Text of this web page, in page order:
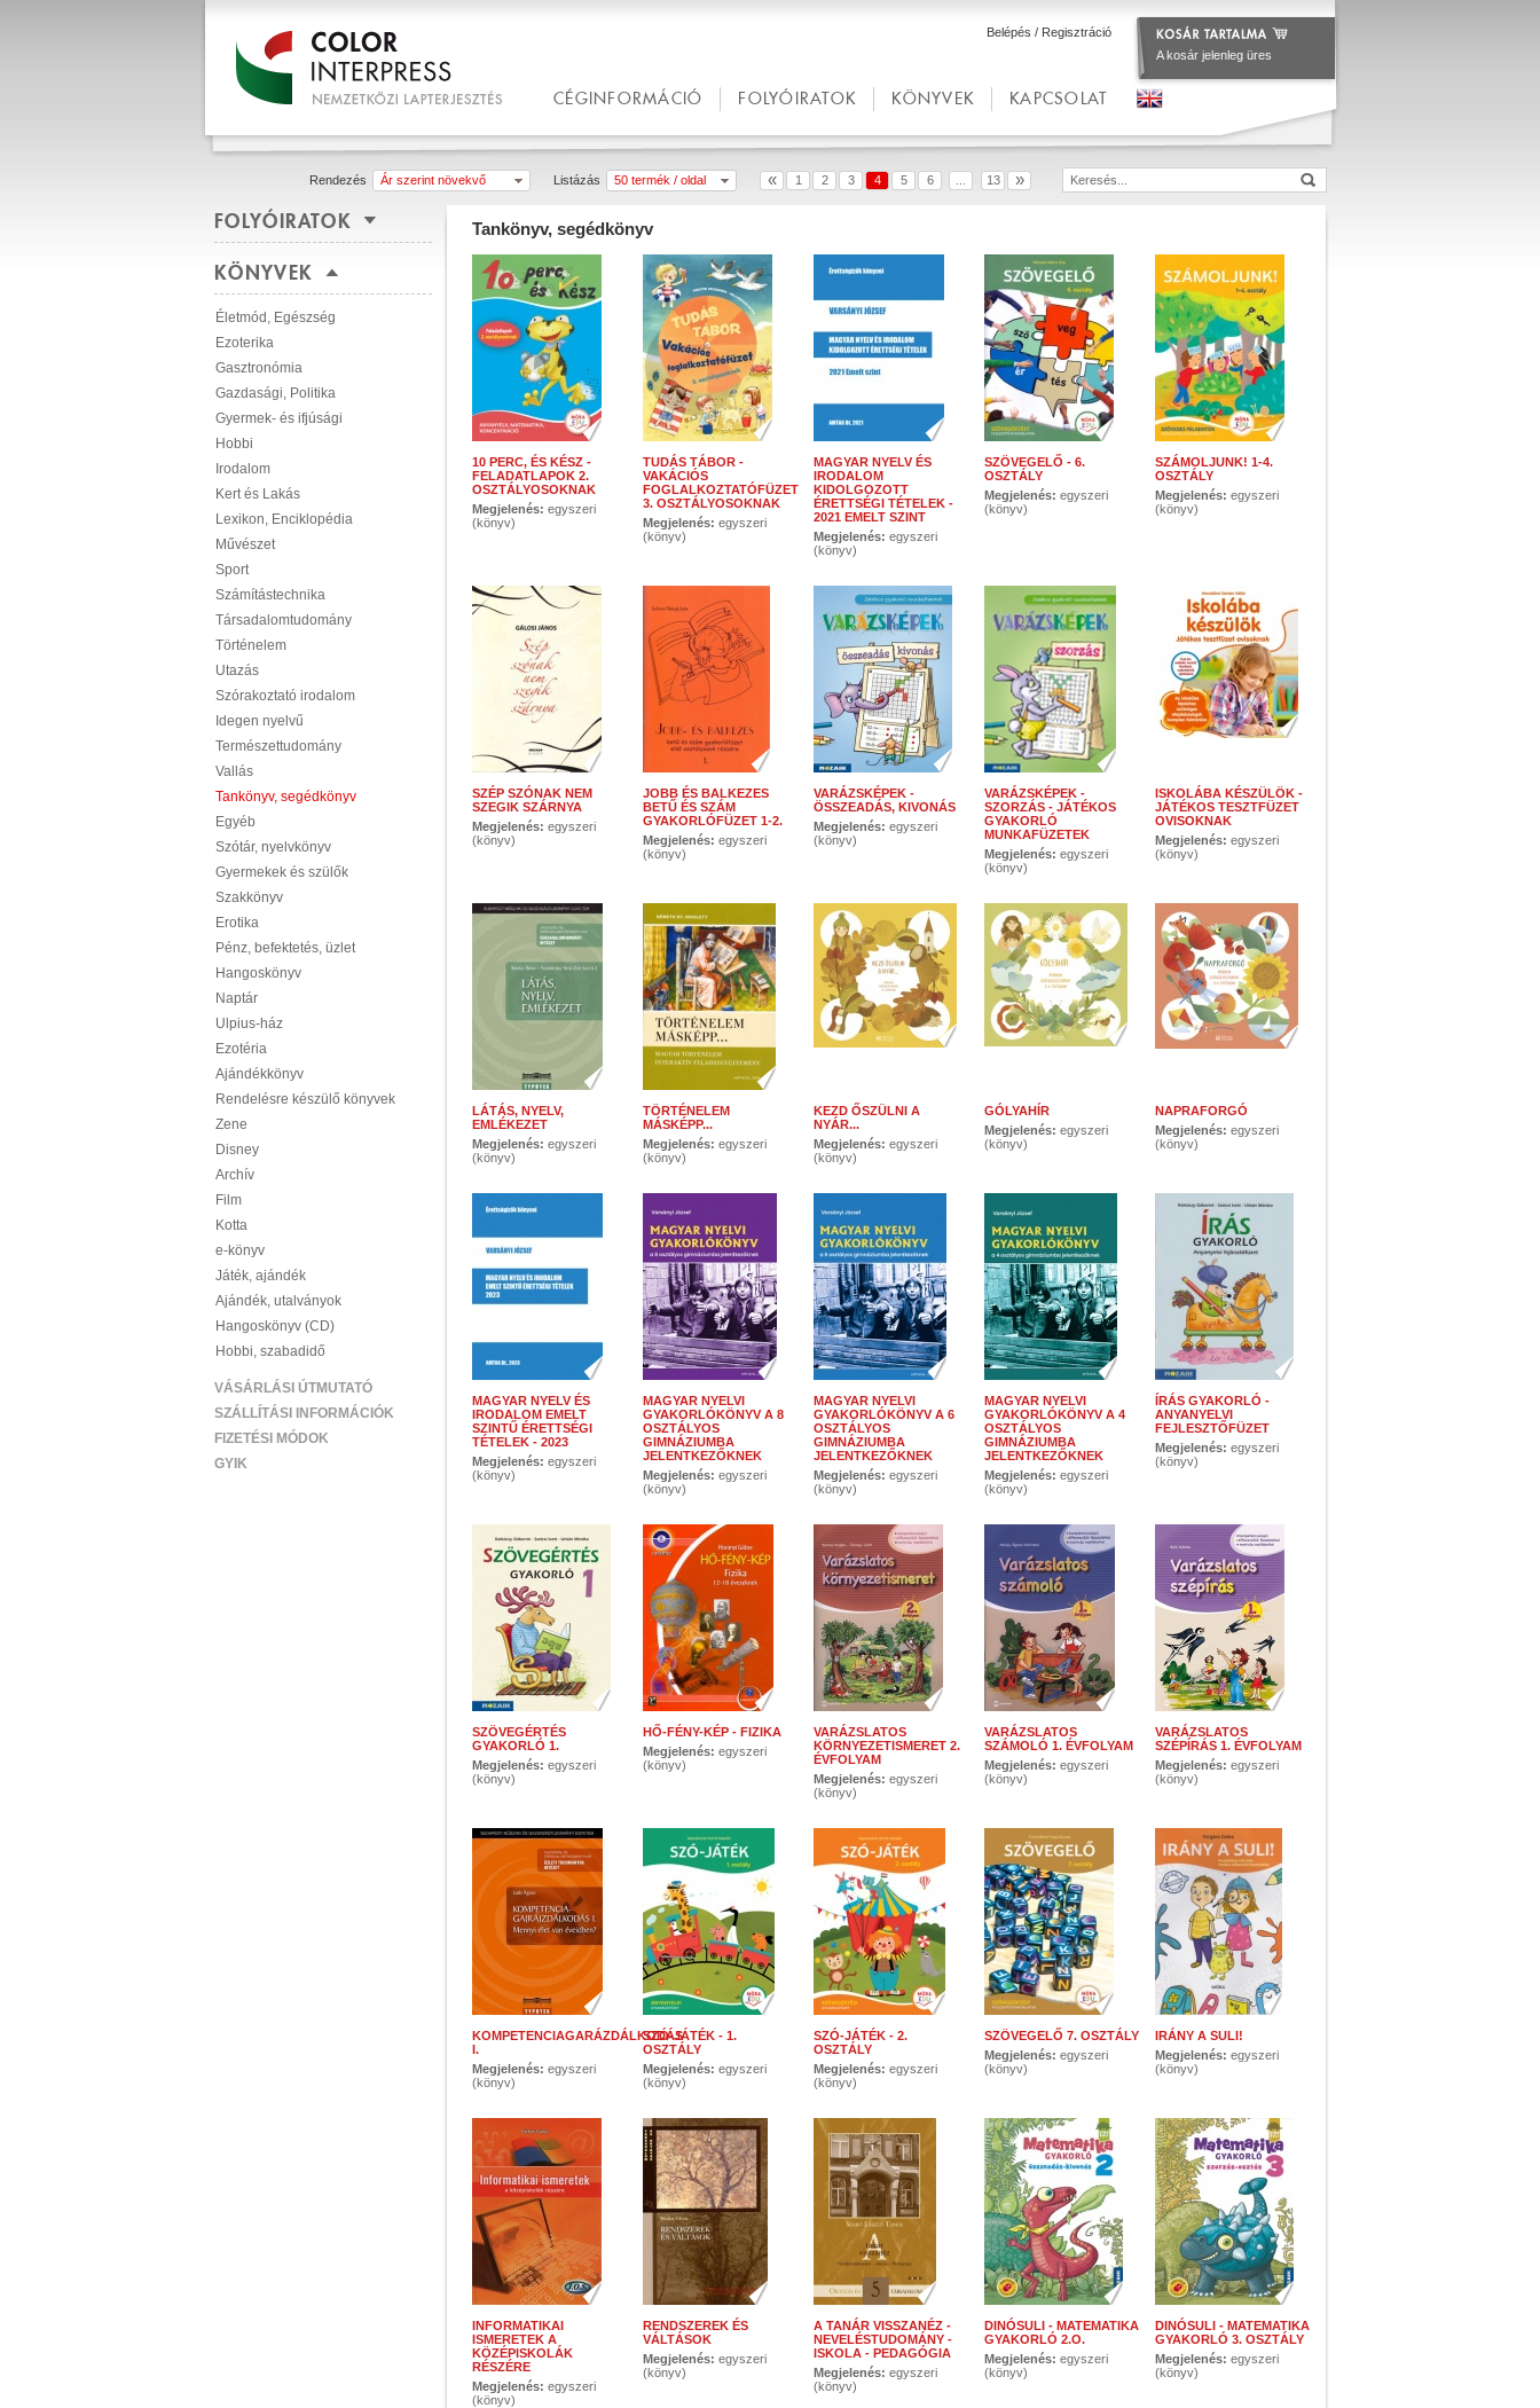
Belépés / Regisztráció
A kosár jelenleg üres
CÉGINFORMÁCIÓ FOLYÓIRATOK KÖNYVEK KAPCSOLAT
« 1 2 3 4 5 6 13 »
Listázás 50 termék / oldal
Rendezés Ár szerint növekvő
FOLYÓIRATOK
KÖNYVEK
Életmód, Egészség
Ezoterika
Gasztronómia
Gazdasági, Politika
Gyermek- és ifjúsági
Hobbi
Irodalom
Kert és Lakás
Lexikon, Enciklopédia
Művészet
Sport
Számítástechnika
Társadalomtudomány
Történelem
Utazás
Szórakoztató irodalom
Idegen nyelvű
Természettudomány
Vallás
Tankönyv, segédkönyv
Egyéb
Szótár, nyelvkönyv
Gyermekek és szülők
Szakkönyv
Erotika
Pénz, befektetés, üzlet
Hangoskönyv
Naptár
Ulpius-ház
Ezotéria
Ajándékkönyv
Rendelésre készülő könyvek
Zene
Disney
Archív
Film
Kotta
e-könyv
Játék, ajándék
Ajándék, utalványok
Hangoskönyv (CD)
Hobbi, szabadidő
VÁSÁRLÁSI ÚTMUTATÓ
SZÁLLÍTÁSI INFORMÁCIÓK
FIZETÉSI MÓDOK
GYIK
Tankönyv, segédkönyv
10 PERC, ÉS KÉSZ -
FELADATLAPOK 2.
OSZTÁLYOSOKNAK
Megjelenés: egyszeri
(könyv)
TUDÁS TÁBOR -
VAKÁCIÓS
FOGLALKOZTATÓFÜZET
3. OSZTÁLYOSOKNAK
Megjelenés: egyszeri
(könyv)
MAGYAR NYELV ÉS
IRODALOM
KIDOLGOZOTT
ÉRETTSÉGI TÉTELEK -
2021 EMELT SZINT
Megjelenés: egyszeri
(könyv)
SZÖVEGELŐ - 6.
OSZTÁLY
Megjelenés: egyszeri
(könyv)
SZÁMOLJUNK! 1-4.
OSZTÁLY
Megjelenés: egyszeri
(könyv)
SZÉP SZÓNAK NEM
SZEGIK SZÁRNYA
Megjelenés: egyszeri
(könyv)
JOBB ÉS BALKEZES
BETŰ ÉS SZÁM
GYAKORLÓFÜZET 1-2.
Megjelenés: egyszeri
(könyv)
VARÁZSKÉPEK -
ÖSSZEADÁS, KIVONÁS
Megjelenés: egyszeri
(könyv)
VARÁZSKÉPEK -
SZORZÁS - JÁTÉKOS
GYAKORLÓ
MUNKAFÜZETEK
Megjelenés: egyszeri
(könyv)
ISKOLÁBA KÉSZÜLÖK -
JÁTÉKOS TESZTFÜZET
OVISOKNAK
Megjelenés: egyszeri
(könyv)
LÁTÁS, NYELV,
EMLÉKEZET
Megjelenés: egyszeri
(könyv)
TÖRTÉNELEM
MÁSKÉPP...
Megjelenés: egyszeri
(könyv)
KEZD ŐSZÜLNI A
NYÁR...
Megjelenés: egyszeri
(könyv)
GÓLYAHÍR
Megjelenés: egyszeri
(könyv)
NAPRAFORGÓ
Megjelenés: egyszeri
(könyv)
MAGYAR NYELV ÉS
IRODALOM EMELT
SZINTŰ ÉRETTSÉGI
TÉTELEK - 2023
Megjelenés: egyszeri
(könyv)
MAGYAR NYELVI
GYAKORLÓKÖNYV A 8
OSZTÁLYOS
GIMNÁZIUMBA
JELENTKEZŐKNEK
Megjelenés: egyszeri
(könyv)
MAGYAR NYELVI
GYAKORLÓKÖNYV A 6
OSZTÁLYOS
GIMNÁZIUMBA
JELENTKEZŐKNEK
Megjelenés: egyszeri
(könyv)
MAGYAR NYELVI
GYAKORLÓKÖNYV A 4
OSZTÁLYOS
GIMNÁZIUMBA
JELENTKEZŐKNEK
Megjelenés: egyszeri
(könyv)
ÍRÁS GYAKORLÓ -
ANYANYELVI
FEJLESZTŐFÜZET
Megjelenés: egyszeri
(könyv)
SZÖVEGÉRTÉS
GYAKORLÓ 1.
Megjelenés: egyszeri
(könyv)
HŐ-FÉNY-KÉP - FIZIKA
Megjelenés: egyszeri
(könyv)
VARÁZSLATOS
KÖRNYEZETISMERET 2.
ÉVFOLYAM
Megjelenés: egyszeri
(könyv)
VARÁZSLATOS
SZÁMOLÓ 1. ÉVFOLYAM
Megjelenés: egyszeri
(könyv)
VARÁZSLATOS
SZÉPÍRÁS 1. ÉVFOLYAM
Megjelenés: egyszeri
(könyv)
KOMPETENCIAGARÁZDÁLKODÁS
I.
Megjelenés: egyszeri
(könyv)
SZÓ-JÁTÉK - 1.
OSZTÁLY
Megjelenés: egyszeri
(könyv)
SZÓ-JÁTÉK - 2.
OSZTÁLY
Megjelenés: egyszeri
(könyv)
SZÖVEGELŐ 7. OSZTÁLY
Megjelenés: egyszeri
(könyv)
IRÁNY A SULI!
Megjelenés: egyszeri
(könyv)
INFORMATIKAI
ISMERETEK A
KÖZÉPISKOLÁK
RÉSZÉRE
Megjelenés: egyszeri
(könyv)
RENDSZEREK ÉS
VÁLTÁSOK
Megjelenés: egyszeri
(könyv)
A TANÁR VISSZANÉZ -
NEVELÉSTUDOMÁNY -
ISKOLA - PEDAGÓGIA
Megjelenés: egyszeri
(könyv)
DINÓSULI - MATEMATIKA
GYAKORLÓ 2.O.
Megjelenés: egyszeri
(könyv)
DINÓSULI - MATEMATIKA
GYAKORLÓ 3. OSZTÁLY
Megjelenés: egyszeri
(könyv)